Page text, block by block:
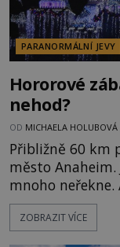
PARANORMÁLNÍ JEVY
Hororové
nehod?
OD MICHAELA HOLUBOVÁ
Přibližně 60 km
město Anaheim.
mnoho neřekne.
Disneyland, je hned jasno.
poklidném
ZOBRAZIT VÍCE